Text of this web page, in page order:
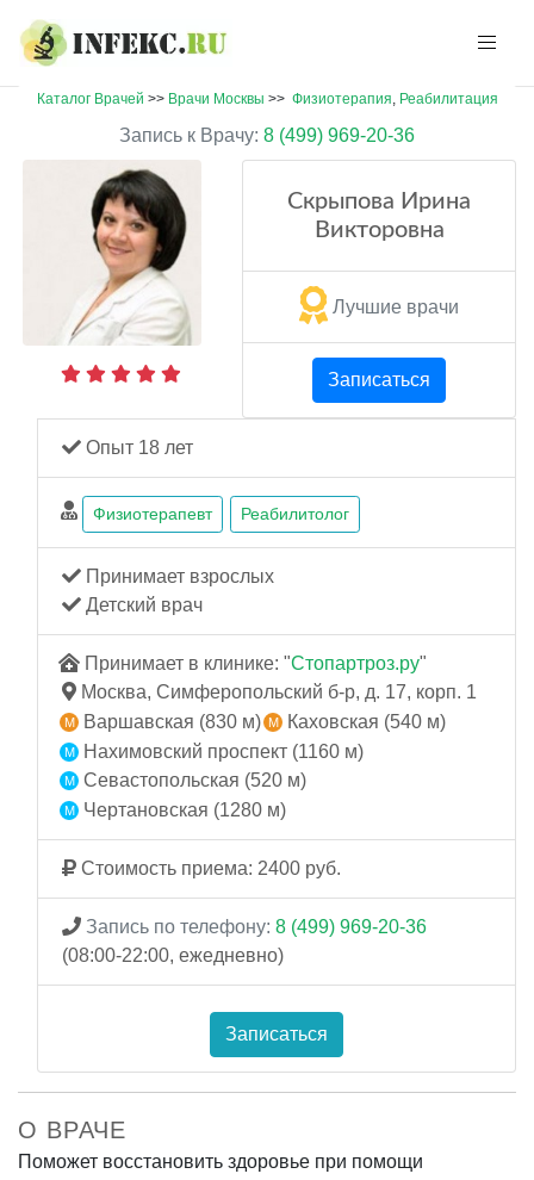
Каталог Врачей >> Врачи Москвы >> Физиотерапия, Реабилитация
Запись к Врачу: 8 (499) 969-20-36
Скрыпова Ирина
Викторовна
Лучшие врачи
Записаться
Опыт 18 лет
Физиотерапевт Реабилитолог
Принимает взрослых
Детский врач
Принимает в клинике: "Стопартроз.ру"
Москва, Симферопольский б-р, д. 17, корп. 1
Варшавская (830 м)
Каховская (540 м)
Нахимовский проспект (1160 м)
Севастопольская (520 м)
Чертановская (1280 м)
Стоимость приема: 2400 руб.
Запись по телефону: 8 (499) 969-20-36
(08:00-22:00, ежедневно)
Записаться
О ВРАЧЕ
Поможет восстановить здоровье при помощи